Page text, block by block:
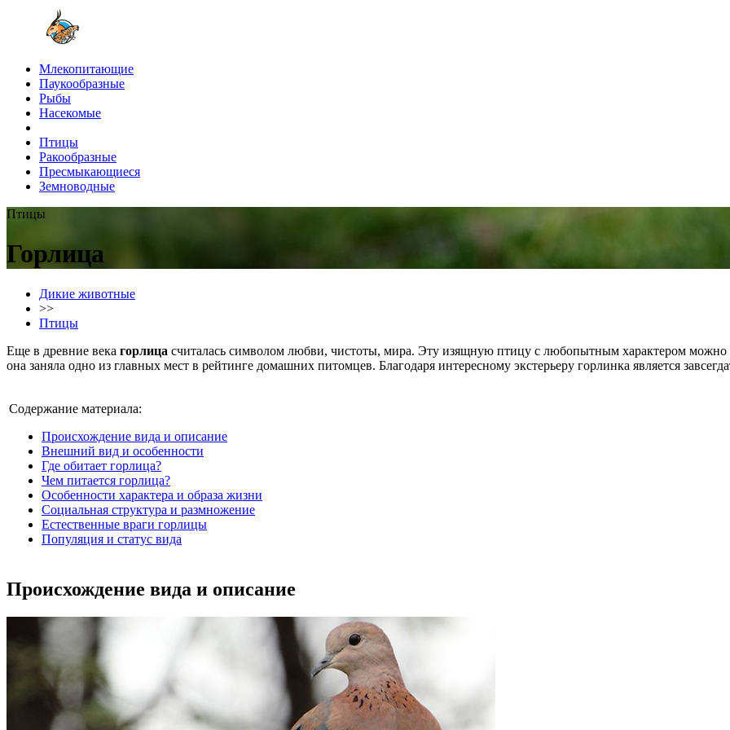
Млекопитающие
Паукообразные
Рыбы
Насекомые
Птицы
Ракообразные
Пресмыкающиеся
Земноводные
Птицы
Горлица
Дикие животные
>>
Птицы
Еще в древние века горлица считалась символом любви, чистоты, мира. Эту изящную птицу с любопытным характером
она заняла одно из главных мест в рейтинге домашних питомцев. Благодаря интересному экстерьеру горлинка является
Содержание материала:
Происхождение вида и описание
Внешний вид и особенности
Где обитает горлица?
Чем питается горлица?
Особенности характера и образа жизни
Социальная структура и размножение
Естественные враги горлицы
Популяция и статус вида
Происхождение вида и описание